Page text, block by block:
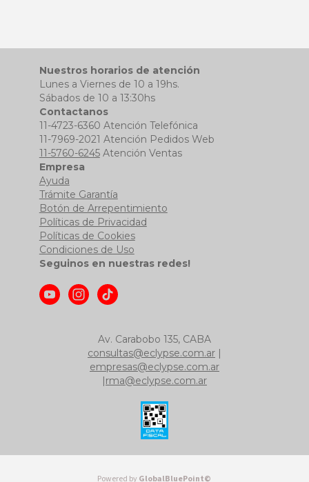
Nuestros horarios de atención
Lunes a Viernes de 10 a 19hs.
Sábados de 10 a 13:30hs
Contactanos
11-4723-6360 Atención Telefónica
11-7969-2021 Atención Pedidos Web
11-5760-6245Atención Ventas
Empresa
Ayuda
Trámite Garantía
Botón de Arrepentimiento
Políticas de Privacidad
Políticas de Cookies
Condiciones de Uso
Seguinos en nuestras redes!
Av. Carabobo 135, CABA
consultas@eclypse.com.ar
empresas@eclypse.com.ar
rma@eclypse.com.ar
Powered by GlobalBluePoint©